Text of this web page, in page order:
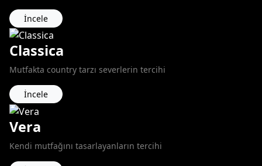
İncele
Classica
Mutfakta country tarzı severlerin tercihi
İncele
Vera
Kendi mutfağını tasarlayanların tercihi